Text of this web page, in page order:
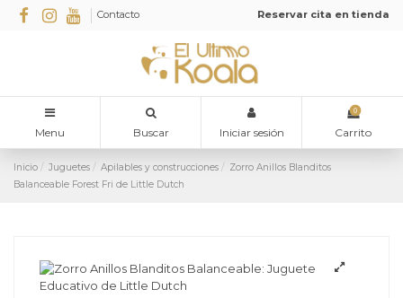
Contacto Reservar cita en tienda
Menu Buscar Iniciar sesión
0
Carrito
Inicio Juguetes Apilables y construcciones
Zorro Anillos Blanditos
Balanceable Forest Fri de Little Dutch